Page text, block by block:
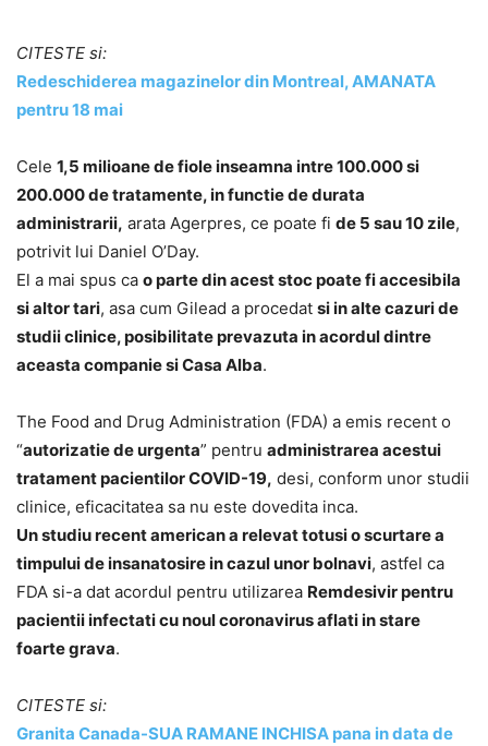
CITESTE si:
Redeschiderea magazinelor din Montreal, AMANATA
pentru 18 mai
Cele 1,5 milioane de fiole inseamna intre 100.000 si
200.000 de tratamente, in functie de durata
administrarii, arata Agerpres, ce poate fi de 5 sau 10 zile,
potrivit lui Daniel O’Day.
El a mai spus ca o parte din acest stoc poate fi accesibila
si altor tari, asa cum Gilead a procedat si in alte cazuri de
studii clinice, posibilitate prevazuta in acordul dintre
aceasta companie si Casa Alba.
The Food and Drug Administration (FDA) a emis recent o
“autorizatie de urgenta” pentru administrarea acestui
tratament pacientilor COVID-19, desi, conform unor studii
clinice, eficacitatea sa nu este dovedita inca.
Un studiu recent american a relevat totusi o scurtare a
timpului de insanatosire in cazul unor bolnavi, astfel ca
FDA si-a dat acordul pentru utilizarea Remdesivir pentru
pacientii infectati cu noul coronavirus aflati in stare
foarte grava.
CITESTE si:
Granita Canada-SUA RAMANE INCHISA pana in data de